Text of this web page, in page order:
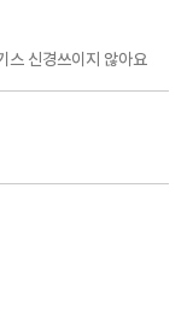
스 신경쓰이지 않아요